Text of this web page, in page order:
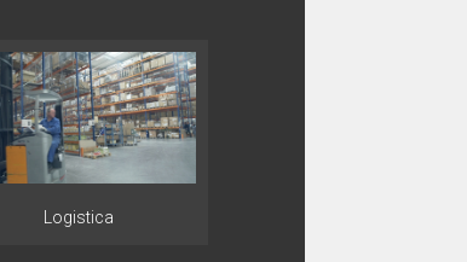
Logistica